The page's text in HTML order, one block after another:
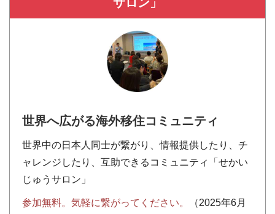
サロン」
世界へ広がる海外移住コミュニティ
世界中の日本人同士が繋がり、情報提供したり、チ
ャレンジしたり、互助できるコミュニティ「せかい
じゅうサロン」
参加無料。気軽に繋がってください。
（2025年6月